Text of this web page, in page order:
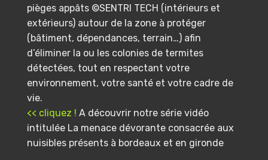
pièges appâts ©SENTRI TECH (intérieurs et
extérieurs) autour de la zone à protéger
(bâtiment, dépendances, terrain…) afin
d’éliminer la ou les colonies de termites
détectées, tout en respectant votre
environnement, votre santé et votre cadre de
vie.
<< cliquez ! A découvrir notre série vidéo
intitulée La menace dévorante consacrée aux
nuisibles présents à bordeaux et en gironde